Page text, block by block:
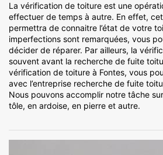
La vérification de toiture est une
effectuer de temps à autre. En effet,
permettra de connaitre l’état de votre
imperfections sont remarquées, vous
décider de réparer. Par ailleurs, la
souvent avant la recherche de fuite
vérification de toiture à Fontes, vous
avec l’entreprise recherche de fuite
Nous pouvons accomplir notre tâche
tôle, en ardoise, en pierre et autre.